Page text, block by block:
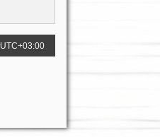
UTC+03:00